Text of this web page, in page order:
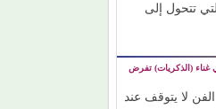
تتحول إلى
(الذكريات) تفرض
لا يتوقف عند